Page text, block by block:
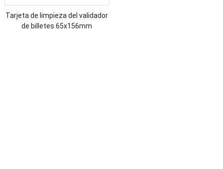
Tarjeta de limpieza del validador
de billetes 65x156mm